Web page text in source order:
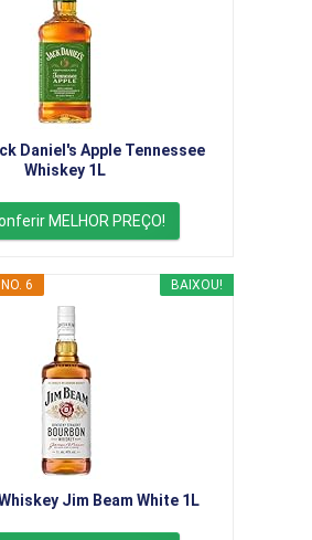
Daniel's Apple Tennessee
Whiskey 1L
MELHOR PREÇO!
BAIXOU!
6
Jim Beam White 1L